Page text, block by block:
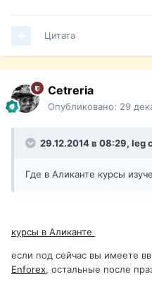
Цитата
Cetreria
Опубликовано: 29
29.12.2014 в 08:29, leg
Где в Аликанте курсы
курсы в Аликанте
если под сейчас вы имеете
Enforex, остальные после